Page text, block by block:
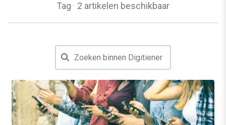
Tag · 2 artikelen beschikbaar